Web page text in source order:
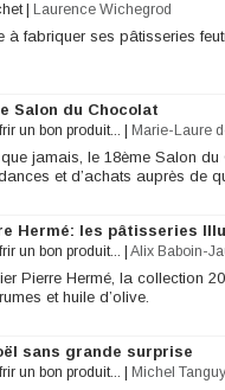
| Laurence Wichegrod
à fabriquer ses pâtisseries
Salon du Chocolat
un bon produit... Marie-Laure
jamais, le 18ème Salon
et d’achats auprès de
Hermé: les pâtisseries
un bon produit... Alix Baboin-
Pierre Hermé, la collection
et huile d’olive.
sans grande surprise
un bon produit... Michel Tanguy